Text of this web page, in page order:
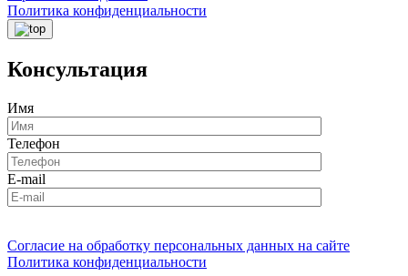
Политика конфиденциальности
Консультация
Имя
Телефон
E-mail
Согласие на обработку персональных данных на сайте
Политика конфиденциальности